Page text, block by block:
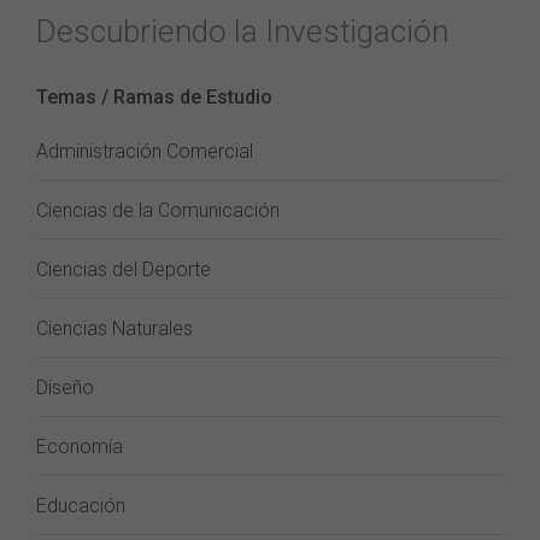
Descubriendo la Investigación
Temas / Ramas de Estudio
Administración Comercial
Ciencias de la Comunicación
Ciencias del Deporte
Ciencias Naturales
Diseño
Economía
Educación